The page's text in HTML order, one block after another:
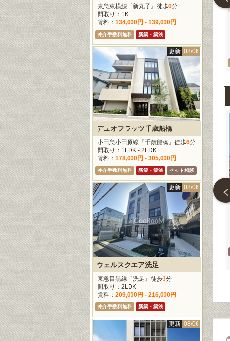
プレール・ドゥーク東中野
(快速)『東中
5分
1K
133,000円
無料 ペット相談
プライムブリス東中野駅前
JR中央・総武線『東中
野』徒歩1
分
間取り：1DK - 1LDK
賃料：145,000円 -
150,000円
仲介手数料無料 新築・築浅
クレアホームズ新宿百人町
JR中央・総武線『大久
保』徒歩 5
間取り：1LDK
200,000円
更新 08/06
一之江
線『一之江』徒
2LDK
179,000円
無料 新築・築浅
更新 08/06
レジデンス白金パークフロント
東京メトロ南北線『白金
高輪』徒歩6分
間取り：1K - 1LDK
賃料：155,000円 -
340,000円
仲介手数料無料
更新 08/06
グランカーサ文京千石
都営三田線『千石』徒歩
分
間取り：1LDK - 2LDK
賃料：159,000円 -
209,000円
仲介手数料無料
東急東横線『新丸子』徒歩0分
間取り：1K
賃料： 134,000円 - 139,000円
仲介手数料無料 新築・築浅
更新 08/06
デュオフラッツ千歳船橋
小田急小田原線『千歳船橋』徒歩6分
間取り：1LDK - 2LDK
賃料： 178,000円 - 305,000円
仲介手数料無料 新築・築浅 ペット相談
更新 08/06
ウェルスクエア洗足
東急目黒線『洗足』徒歩3分
間取り：2LDK
賃料： 209,000円 - 216,000円
仲介手数料無料 新築・築浅
更新 08/06